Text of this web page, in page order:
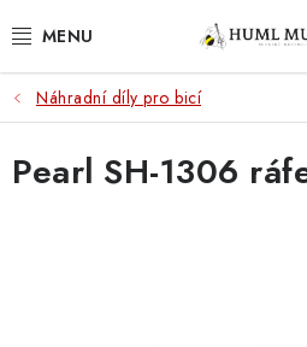
na
KYTARY
UKULELE
Náhradní díly pro bicí
Pearl SH-1306